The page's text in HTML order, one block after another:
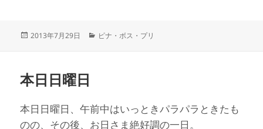
投
2013年7月29日
カ
ピナ・ボス・プリ
本日日曜日
本日日曜日、午前中はいっときパラパラときたも
のの、その後、お日さま絶好調の一日。